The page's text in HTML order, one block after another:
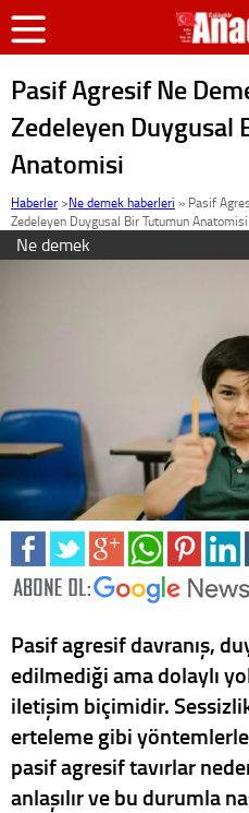
Pasif Agresif Ne
Zedeleyen Duygusal
Anatomisi
Haberler >Ne demek haberleri » Pasif
Zedeleyen Duygusal Bir Tutumun Anatomisi
Ne demek
Pasif agresif davranış,
edilmediği ama dolaylı
iletişim biçimidir.
erteleme gibi
pasif agresif tavırlar
anlaşılır ve bu durumla